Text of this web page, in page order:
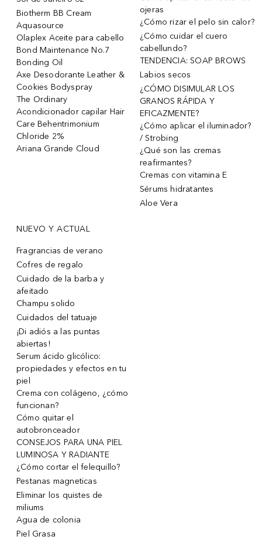
Biotherm BB Cream
Aquasource
Olaplex Aceite para cabello
Bond Maintenance No.7
Bonding Oil
Axe Desodorante Leather &
Cookies Bodyspray
The Ordinary
Acondicionador capilar Hair
Care Behentrimonium
Chloride 2%
Ariana Grande Cloud
ojeras
¿Cómo rizar el pelo sin calor?
¿Cómo cuidar el cuero
cabellundo?
TENDENCIA: SOAP BROWS
Labios secos
¿CÓMO DISIMULAR LOS
GRANOS RÁPIDA Y
EFICAZMENTE?
¿Cómo aplicar el iluminador?
/ Strobing
¿Qué son las cremas
reafirmantes?
Cremas con vitamina E
Sérums hidratantes
Aloe Vera
NUEVO Y ACTUAL
Fragrancias de verano
Cofres de regalo
Cuidado de la barba y
afeitado
Champu solido
Cuidados del tatuaje
¡Di adiós a las puntas
abiertas!
Serum ácido glicólico:
propiedades y efectos en tu
piel
Crema con colágeno, ¿cómo
funcionan?
Cómo quitar el
autobronceador
CONSEJOS PARA UNA PIEL
LUMINOSA Y RADIANTE
¿Cómo cortar el felequillo?
Pestanas magneticas
Eliminar los quistes de
miliums
Agua de colonia
Piel Grasa